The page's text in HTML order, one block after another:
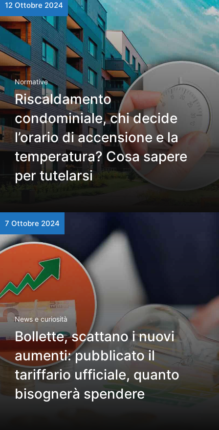
12 Ottobre 2024
Normative
Riscaldamento
condominiale, chi decide
l’orario di accensione e la
temperatura? Cosa sapere
per tutelarsi
7 Ottobre 2024
News e curiosità
Bollette, scattano i nuovi
aumenti: pubblicato il
tariffario ufficiale, quanto
bisognerà spendere